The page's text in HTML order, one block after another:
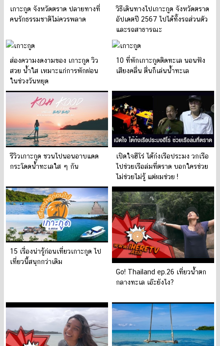
เกาะกูด จังหวัดตราด ปลายทางที่
คนรักธรรมชาติไม่ควรพลาด
วิธีเดินทางไปเกาะกูด จังหวัดตราด
อัปเดตปี 2567 ไปได้ทั้งรถส่วนตัว
และรถสาธารณะ
ส่องความงดงามของ เกาะกูด วิว
สวย น้ำใส เหมาะแก่การพักผ่อน
ในช่วงวันหยุด
10 ที่พักเกาะกูดติดทะเล นอนฟัง
เสียงคลื่น ตื่นก็เล่นน้ำทะเล
รีวิวเกาะกูด ชวนไปนอนอาบแดด
กระโดดน้ำทะเลใส ๆ กัน
เปิดใจฮีโร่ ไต้ก๋งเรือประมง วกเรือ
ไปช่วยเรือล่มที่ตราด บอกใครช่วย
ไม่ช่วยไม่รู้ แต่ผมช่วย !
15 เรื่องน่ารู้ก่อนเที่ยวเกาะกูด ไป
เที่ยวนี้สนุกกว่าเดิม
Go! Thailand ep.26 เที่ยวน้ำตก
กลางทะเล เอ๊ะยังไง?